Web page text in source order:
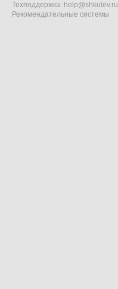
Техподдержка: help@shkulev.ru
Рекомендательные системы